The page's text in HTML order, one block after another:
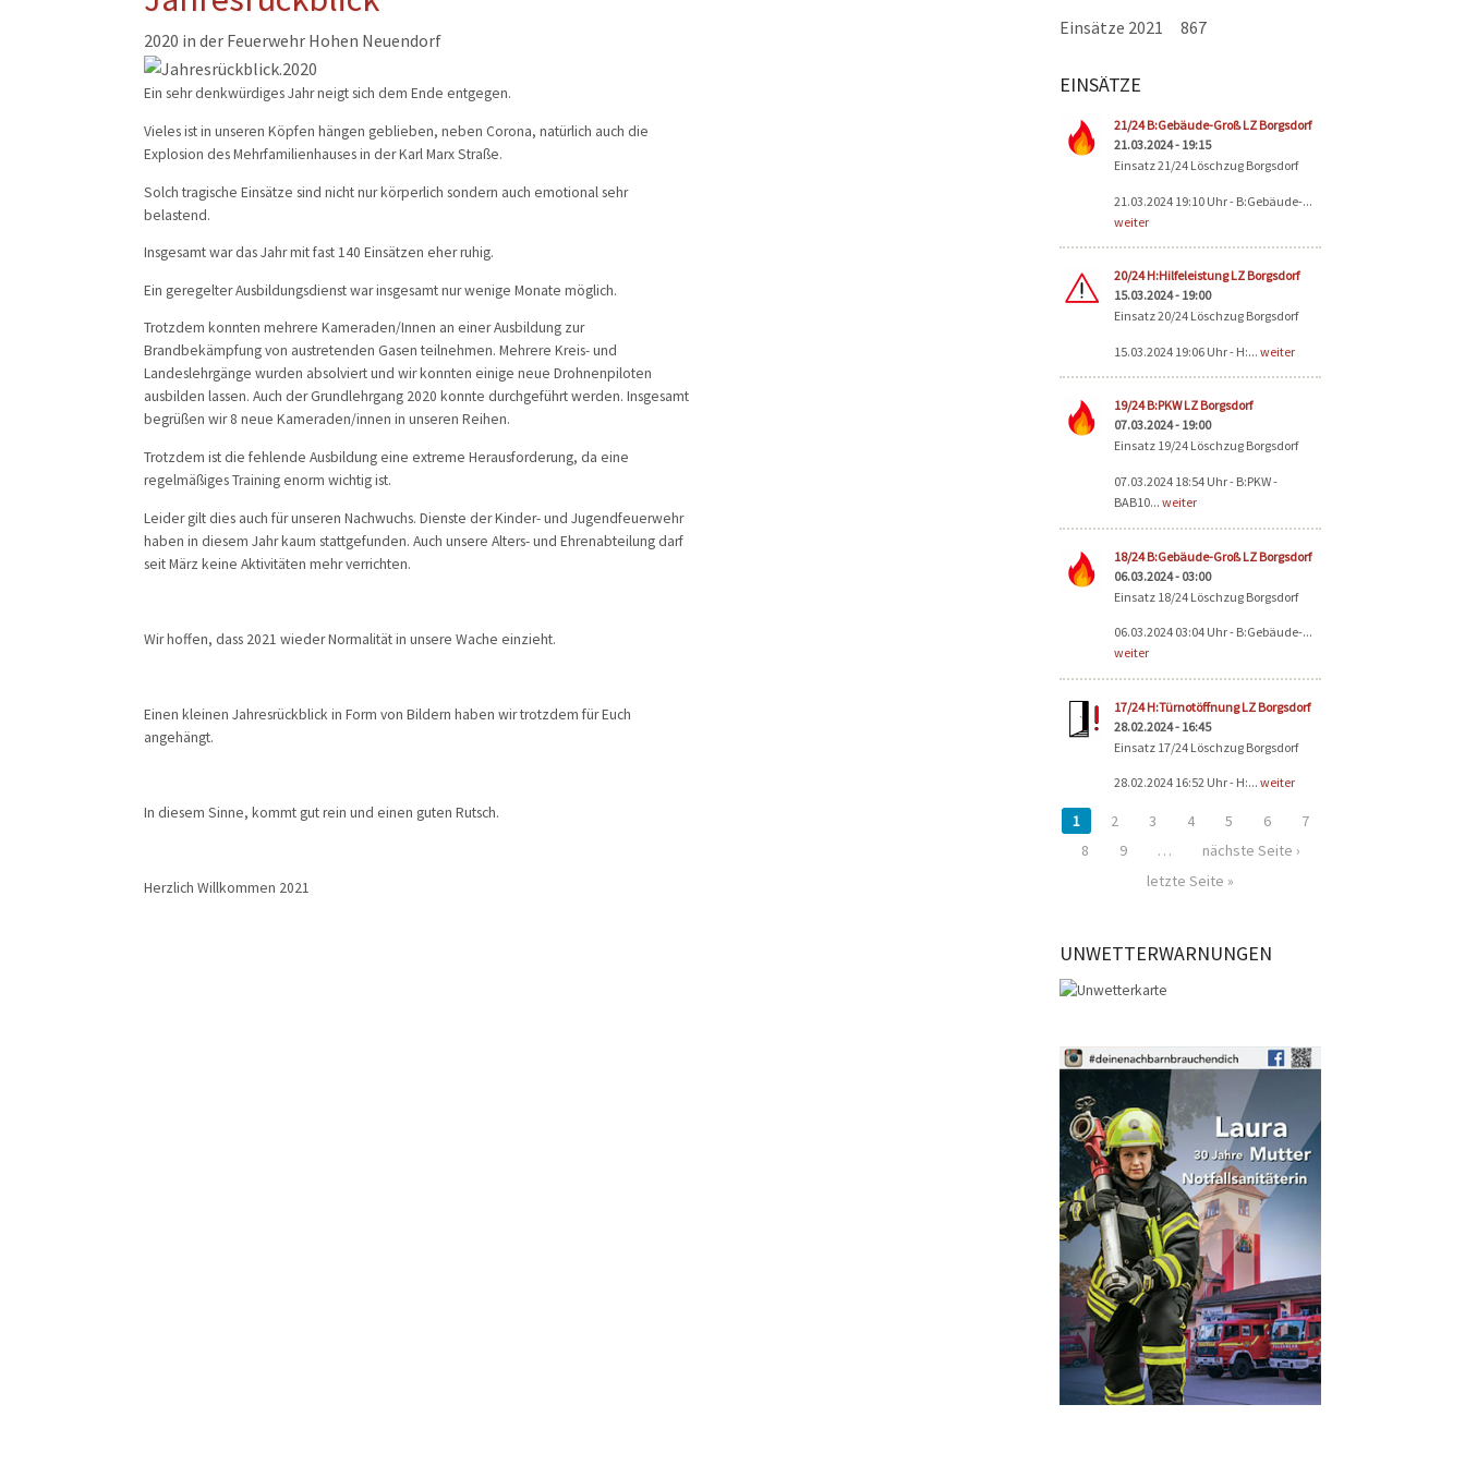
Alters- und Ehrenabteilung
2020 in der Feuerwehr Hohen Neuendorf
Ein sehr denkwürdiges Jahr neigt sich dem Ende entgegen.
Vieles ist in unseren Köpfen hängen geblieben, neben Corona, natürlich auch die
Explosion des Mehrfamilienhauses in der Karl Marx Straße.
Solch tragische Einsätze sind nicht nur körperlich sondern auch emotional sehr
belastend.
Insgesamt war das Jahr mit fast 140 Einsätzen eher ruhig.
Ein geregelter Ausbildungsdienst war insgesamt nur wenige Monate möglich.
Trotzdem konnten mehrere Kameraden/Innen an einer Ausbildung zur
Brandbekämpfung von austretenden Gasen teilnehmen. Mehrere Kreis- und
Landeslehrgänge wurden absolviert und wir konnten einige neue Drohnenpiloten
ausbilden lassen. Auch der Grundlehrgang 2020 konnte durchgeführt werden. Insgesamt
begrüßen wir 8 neue Kameraden/innen in unseren Reihen.
Trotzdem ist die fehlende Ausbildung eine extreme Herausforderung, da eine
regelmäßiges Training enorm wichtig ist.
Leider gilt dies auch für unseren Nachwuchs. Dienste der Kinder- und Jugendfeuerwehr
haben in diesem Jahr kaum stattgefunden. Auch unsere Alters- und Ehrenabteilung darf
seit März keine Aktivitäten mehr verrichten.
Wir hoffen, dass 2021 wieder Normalität in unsere Wache einzieht.
Einen kleinen Jahresrückblick in Form von Bildern haben wir trotzdem für Euch
angehängt.
In diesem Sinne, kommt gut rein und einen guten Rutsch.
Herzlich Willkommen 2021
Einsätze 2021 867
EINSÄTZE
21/24 B:Gebäude-Groß LZ Borgsdorf
21.03.2024 - 19:15
Einsatz 21/24 Löschzug Borgsdorf
21.03.2024 19:10 Uhr - B:Gebäude-...
weiter
20/24 H:Hilfeleistung LZ Borgsdorf
15.03.2024 - 19:00
Einsatz 20/24 Löschzug Borgsdorf
15.03.2024 19:06 Uhr - H:... weiter
19/24 B:PKW LZ Borgsdorf
07.03.2024 - 19:00
Einsatz 19/24 Löschzug Borgsdorf
07.03.2024 18:54 Uhr - B:PKW -
BAB10... weiter
18/24 B:Gebäude-Groß LZ Borgsdorf
06.03.2024 - 03:00
Einsatz 18/24 Löschzug Borgsdorf
06.03.2024 03:04 Uhr - B:Gebäude-...
weiter
17/24 H:Türnotöffnung LZ Borgsdorf
28.02.2024 - 16:45
Einsatz 17/24 Löschzug Borgsdorf
28.02.2024 16:52 Uhr - H:... weiter
Seiten
1 2 3 4 5 6
7
8
9 …
nächste Seite ›
letzte Seite »
UNWETTERWARNUNGEN